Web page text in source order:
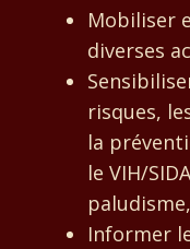
Mobiliser
diverses
risques,
la
le VIH/
Informer